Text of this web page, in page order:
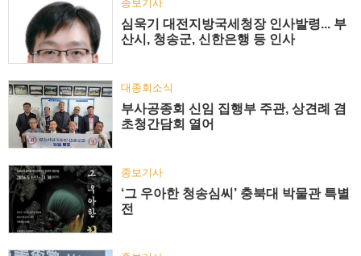
종보기사
심욱기 대전지방국세청장 인사발령... 부
산시, 청송군, 신한은행 등 인사
대종회소식
부사공종회 신임 집행부 주관, 상견례 겸
초청간담회 열어
종보기사
‘그 우아한 청송심씨’ 충북대 박물관 특별
전